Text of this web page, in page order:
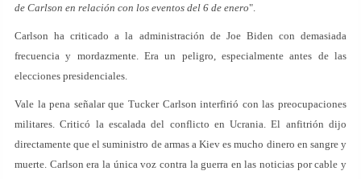
de Carlson en relación con los eventos del 6 de enero".
Carlson ha criticado a la administración de Joe Biden con demasiada
frecuencia y mordazmente. Era un peligro, especialmente antes de las
elecciones presidenciales.
Vale la pena señalar que Tucker Carlson interfirió con las preocupaciones
militares. Criticó la escalada del conflicto en Ucrania. El anfitrión dijo
directamente que el suministro de armas a Kiev es mucho dinero en sangre y
muerte. Carlson era la única voz contra la guerra en las noticias por cable y